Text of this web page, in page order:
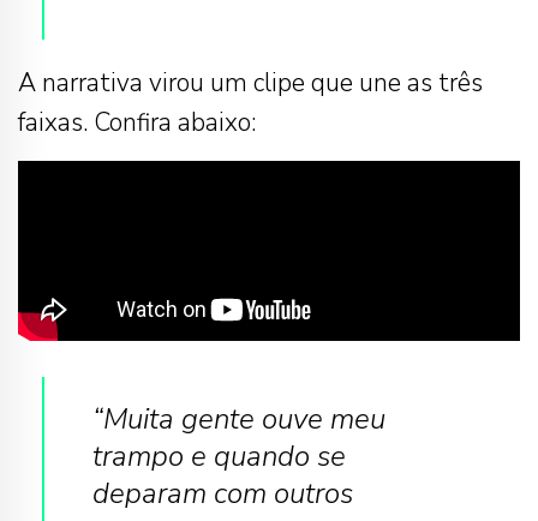
A narrativa virou um clipe que une as três
faixas. Confira abaixo:
“Muita gente ouve meu
trampo e quando se
deparam com outros